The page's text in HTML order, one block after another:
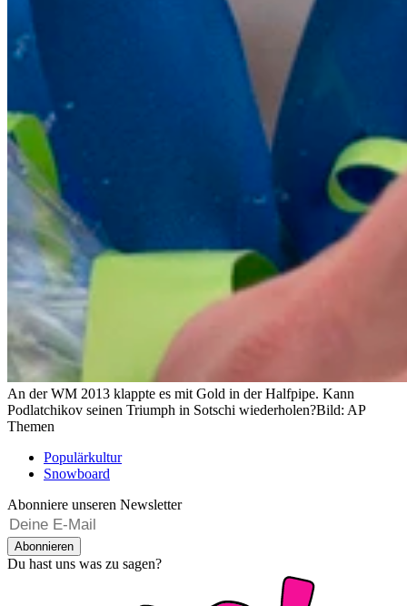
An der WM 2013 klappte es mit Gold in der Halfpipe. Kann
Podlatchikov seinen Triumph in Sotschi wiederholen?Bild: AP
Themen
Populärkultur
Snowboard
Abonniere unseren Newsletter
Abonnieren
Du hast uns was zu sagen?